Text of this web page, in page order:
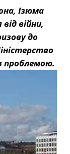
Ізюма
війни,
до
проблемою.